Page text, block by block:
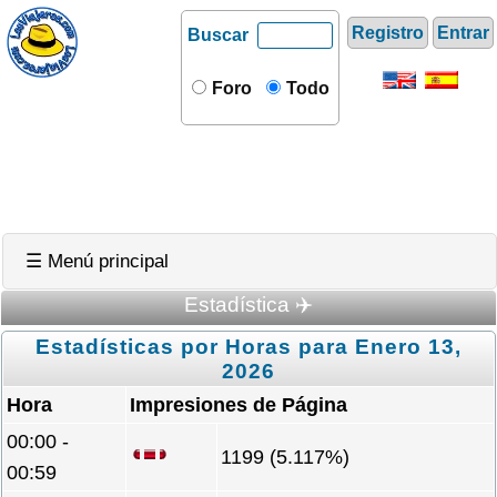
Registro Entrar
Buscar
Foro Todo
☰ Menú principal
Estadística ✈️
Estadísticas por Horas para Enero 13,
2026
Hora
Impresiones de Página
00:00 -
00:59
1199 (5.117%)